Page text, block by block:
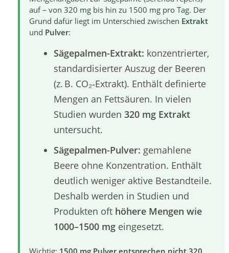
auf – von 320 mg bis hin zu 1500 mg pro Tag. Der
Grund dafür liegt im Unterschied zwischen Extrakt
und Pulver:
Sägepalmen-Extrakt: konzentrierter,
standardisierter Auszug der Beeren
(z. B. CO₂‑Extrakt). Enthält definierte
Mengen an Fettsäuren. In vielen
Studien wurden 320 mg Extrakt
untersucht.
Sägepalmen-Pulver: gemahlene
Beere ohne Konzentration. Enthält
deutlich weniger aktive Bestandteile.
Deshalb werden in Studien und
Produkten oft höhere Mengen wie
1000–1500 mg eingesetzt.